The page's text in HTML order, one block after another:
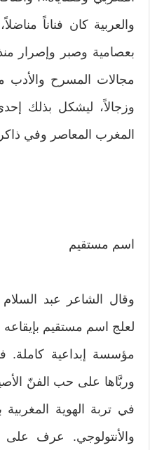
والعربية كان فناناً
بعصامية وصبر وإصرار
مجالات المسرح والأدب
وزجالاً، ليشكل بذلك
المغرب المعاصر وفي
اسم مستقيم
وقال الشاعر عبد
لعلج اسم مستقيم
مؤسسة إبداعية كاملة.
وربَّاها على حب الفنّ
في تربة الهوية
والأنتولوجي. عرف على